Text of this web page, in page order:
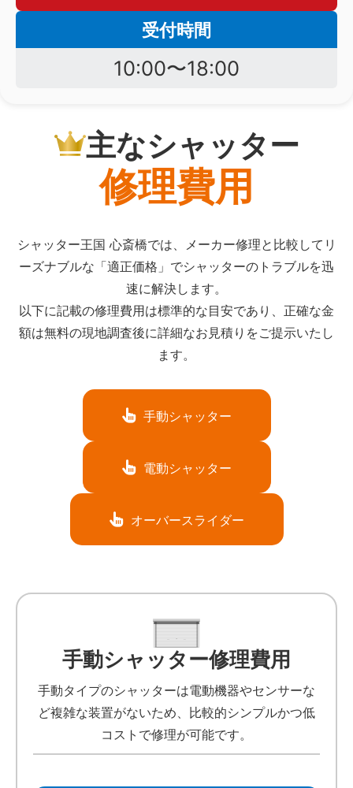
受付時間
10:00〜18:00
主なシャッター
修理費用
シャッター王国 心斎橋では、メーカー修理と比較してリ
ーズナブルな「適正価格」でシャッターのトラブルを迅
速に解決します。
以下に記載の修理費用は標準的な目安であり、正確な金
額は無料の現地調査後に詳細なお見積りをご提示いたし
ます。
手動シャッター
電動シャッター
オーバースライダー
手動シャッター修理費用
手動タイプのシャッターは電動機器やセンサーな
ど複雑な装置がないため、比較的シンプルかつ低
コストで修理が可能です。